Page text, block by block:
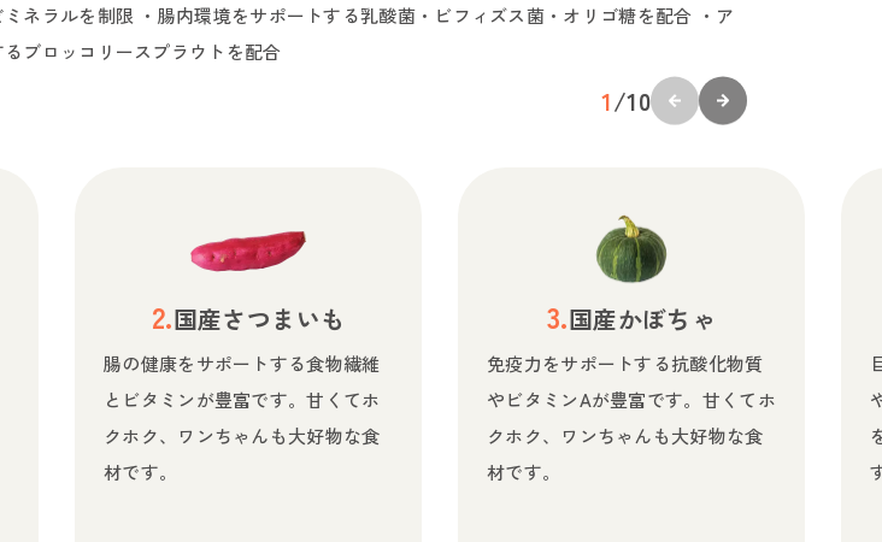
ネラルを制限 ・腸内環境をサポートする乳酸菌・ビフィズス菌・オリゴ糖を配合 ・ア
ブロッコリースプラウトを配合
国産さつまいも
腸の健康をサポートする食物繊維
とビタミンが豊富です。甘くてホ
クホク、ワンちゃんも大好物な食
材です。
国産かぼちゃ
免疫力をサポートする抗酸化物質
やビタミンAが豊富です。甘くてホ
クホク、ワンちゃんも大好物な食
材です。
1/10